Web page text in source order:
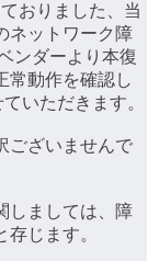
おりました、当
ネットワーク障
ンダーより本復
常動作を確認し
いただきます。
ございませんで
しましては、障
じます。